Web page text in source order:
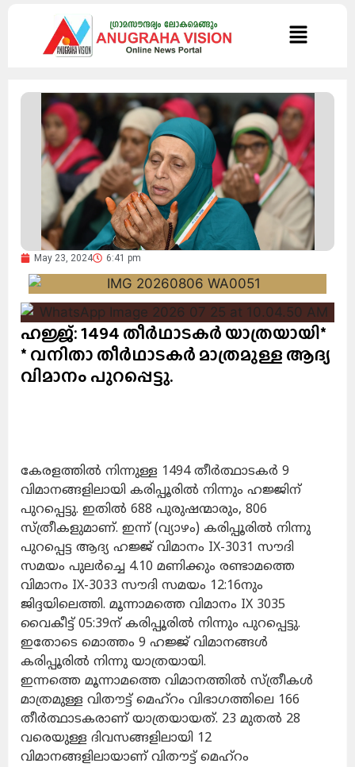
May 23, 2024 6:41 pm
ഹജ്ജ്: 1494 തീർഥാടകർ യാത്രയായി*
* വനിതാ തീർഥാടകർ മാത്രമുള്ള ആദ്യ
വിമാനം പുറപ്പെട്ടു.
കേരളത്തില്‍ നിന്നുള്ള 1494 തീർത്ഥാടകർ 9
വിമാനങ്ങളിലായി കരിപ്പൂരിൽ നിന്നും ഹജ്ജിന്
പുറപ്പെട്ടു. ഇതിൽ 688 പുരുഷന്മാരും, 806
സ്ത്രീകളുമാണ്. ഇന്ന് (വ്യാഴം) കരിപ്പൂരിൽ നിന്നു
പുറപ്പെട്ട ആദ്യ ഹജ്ജ് വിമാനം IX-3031 സൗദി
സമയം പുലർച്ചെ 4.10 മണിക്കും രണ്ടാമത്തെ
വിമാനം IX-3033 സൗദി സമയം 12:16നും
ജിദ്ദയിലെത്തി. മൂന്നാമത്തെ വിമാനം IX 3035
വൈകീട്ട് 05:39ന് കരിപ്പൂരിൽ നിന്നും പുറപ്പെട്ടു.
ഇതോടെ മൊത്തം 9 ഹജ്ജ് വിമാനങ്ങൾ
കരിപ്പൂരിൽ നിന്നു യാത്രയായി.
ഇന്നത്തെ മൂന്നാമത്തെ വിമാനത്തിൽ സ്ത്രീകൾ
മാത്രമുള്ള വിതൗട്ട് മെഹ്‌റം വിഭാഗത്തിലെ 166
തീർത്ഥാടകരാണ് യാത്രയായത്. 23 മുതൽ 28
വരെയുള്ള ദിവസങ്ങളിലായി 12
വിമാനങ്ങളിലായാണ് വിതൗട്ട് മെഹ്റം